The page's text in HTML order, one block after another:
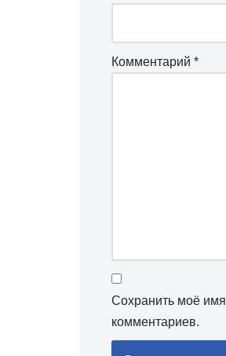
Комментарий *
Сохранить моё
комментариев.